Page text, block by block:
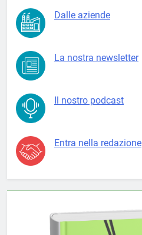
Dalle aziende
La nostra newsletter
Il nostro podcast
Entra nella redazione